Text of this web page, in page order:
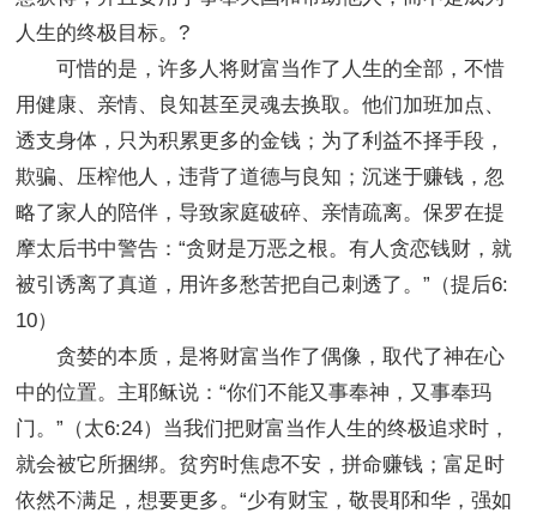
人生的终极目标。?
可惜的是，许多人将财富当作了人生的全部，不惜
用健康、亲情、良知甚至灵魂去换取。他们加班加点、
透支身体，只为积累更多的金钱；为了利益不择手段，
欺骗、压榨他人，违背了道德与良知；沉迷于赚钱，忽
略了家人的陪伴，导致家庭破碎、亲情疏离。保罗在提
摩太后书中警告：“贪财是万恶之根。有人贪恋钱财，就
被引诱离了真道，用许多愁苦把自己刺透了。”（提后6:
10）
贪婪的本质，是将财富当作了偶像，取代了神在心
中的位置。主耶稣说：“你们不能又事奉神，又事奉玛
门。”（太6:24）当我们把财富当作人生的终极追求时，
就会被它所捆绑。贫穷时焦虑不安，拼命赚钱；富足时
依然不满足，想要更多。“少有财宝，敬畏耶和华，强如